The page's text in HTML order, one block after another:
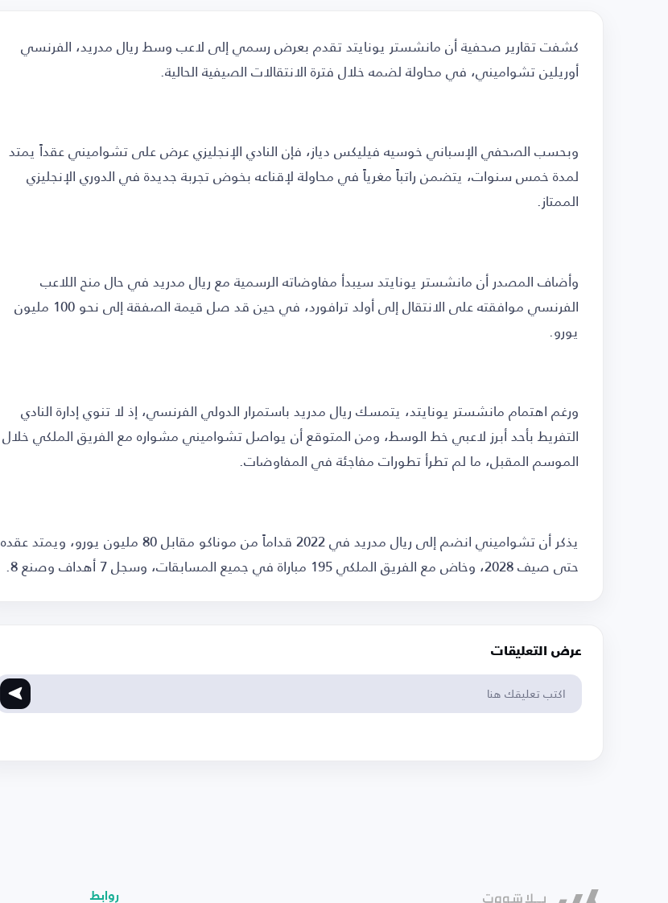
كشفت تقارير صحفية أن مانشستر يونايتد تقدم بعرض رسمي إلى لاعب وسط ريال مدريد، الفرنسي
أوريلين تشواميني، في محاولة لضمه خلال فترة الانتقالات الصيفية الحالية.
وبحسب الصحفي الإسباني خوسيه فيليكس دياز، فإن النادي الإنجليزي عرض على تشواميني عقداً يمتد
لمدة خمس سنوات، يتضمن راتباً مغرياً في محاولة لإقناعه بخوض تجربة جديدة في الدوري الإنجليزي
الممتاز.
وأضاف المصدر أن مانشستر يونايتد سيبدأ مفاوضاته الرسمية مع ريال مدريد في حال منح اللاعب
الفرنسي موافقته على الانتقال إلى أولد ترافورد، في حين قد صل قيمة الصفقة إلى نحو 100 مليون
يورو.
ورغم اهتمام مانشستر يونايتد، يتمسك ريال مدريد باستمرار الدولي الفرنسي، إذ لا تنوي إدارة النادي
التفريط بأحد أبرز لاعبي خط الوسط، ومن المتوقع أن يواصل تشواميني مشواره مع الفريق الملكي خلال
الموسم المقبل، ما لم تطرأ تطورات مفاجئة في المفاوضات.
يذكر أن تشواميني انضم إلى ريال مدريد في 2022 قداماً من موناكو مقابل 80 مليون يورو، ويمتد عقده
حتى صيف 2028، وخاض مع الفريق الملكي 195 مباراة في جميع المسابقات، وسجل 7 أهداف وصنع 8.
عرض التعليقات
روابط